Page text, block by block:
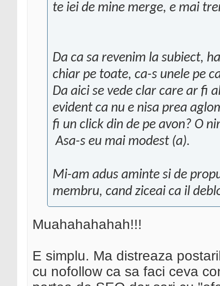
te iei de mine merge, e mai
Da ca sa revenim la subiect,
chiar pe toate, ca-s unele pe
Da aici se vede clar care ar fi
evident ca nu e nisa prea
fi un click din de pe avon? O
Asa-s eu mai modest (a).
Mi-am adus aminte si de
membru, cand ziceai ca il
Muahahahahah!!!
E simplu. Ma distreaza
cu nofollow ca sa faci ceva